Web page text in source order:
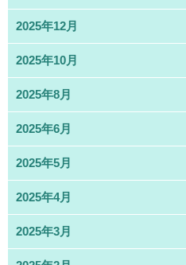
2025年12月
2025年10月
2025年8月
2025年6月
2025年5月
2025年4月
2025年3月